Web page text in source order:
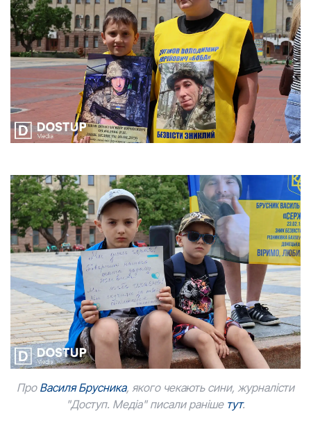
Про Василя Брусника, якого чекають сини, журналісти
"Доступ. Медіа" писали раніше тут.